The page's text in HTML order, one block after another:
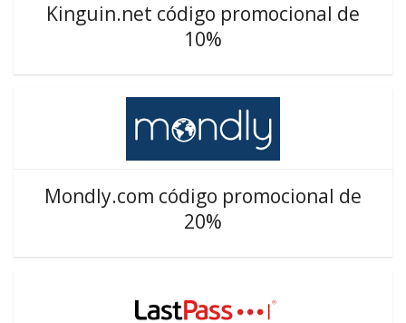
Kinguin.net código promocional de
10%
Mondly.com código promocional de
20%